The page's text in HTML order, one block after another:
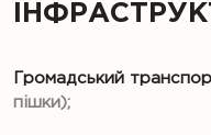
Громадський
пішки);